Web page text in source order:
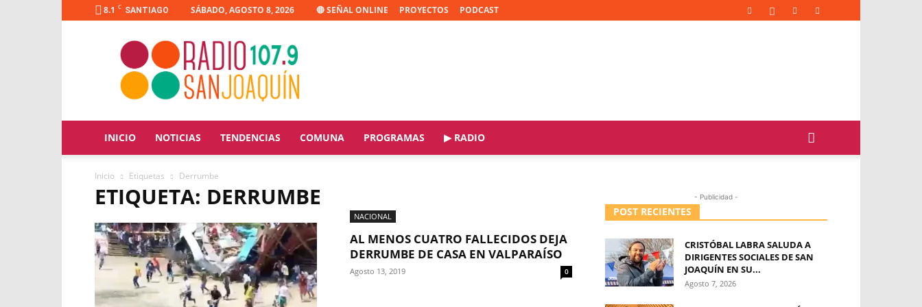
8.1 C SANTIAGO SÁBADO, AGOSTO 8, 2026 🔴 SEÑAL ONLINE PROYECTOS PODCAST
Radio
Joaquín
INICIO NOTICIAS TENDENCIAS COMUNA PROGRAMAS ▶ RADIO
Inicio Etiquetas Derrumbe
ETIQUETA: DERRUMBE
NACIONAL
AL MENOS CUATRO FALLECIDOS DEJA
DERRUMBE DE CASA EN VALPARAÍSO
Agosto 13, 2019 0
- Publicidad -
POST RECIENTES
CRISTÓBAL LABRA SALUDA A
DIRIGENTES SOCIALES DE SAN
JOAQUÍN EN SU...
Agosto 7, 2026